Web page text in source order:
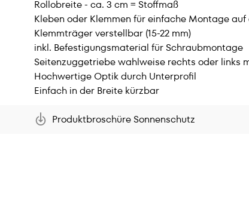
Rollobreite - ca. 3 cm = Stoffmaß
Kleben oder Klemmen für einfache Montage
Klemmträger verstellbar (15-22 mm)
inkl. Befestigungsmaterial für Schraubmontage
Seitenzuggetriebe wahlweise rechts oder links
Hochwertige Optik durch Unterprofil
Einfach in der Breite kürzbar
Produktbroschüre Sonnenschutz